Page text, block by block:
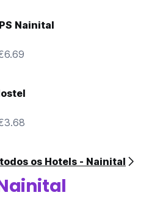
Nainital
os Hotels - Nainital